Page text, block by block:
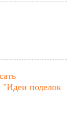
"Идеи поделок